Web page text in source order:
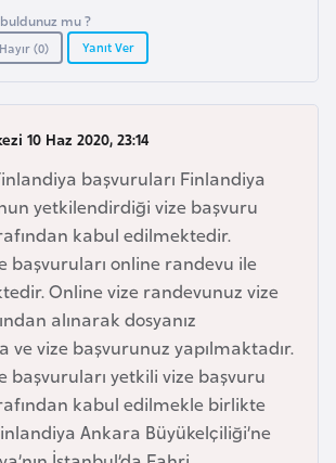
mu ?
Hayır (0) Yanıt Ver
10 Haz 2020, 23:14
başvuruları Finlandiya
yetkilendirdiği vize başvuru
kabul edilmektedir.
başvuruları online randevu ile
Online vize randevunuz vize
alınarak dosyanız
ve vize başvurunuz yapılmaktadır.
başvuruları yetkili vize başvuru
kabul edilmekle birlikte
Ankara Büyükelçiliği’ne